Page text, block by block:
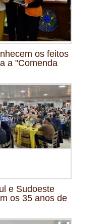
os feitos
a "Comenda
e Sudoeste
os 35 anos de